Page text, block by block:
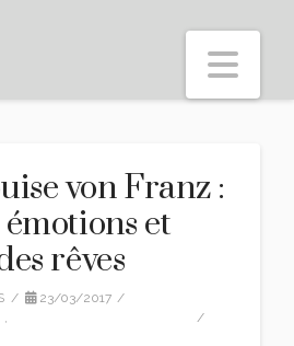
von Franz :
et
rêves
23/03/2017
,